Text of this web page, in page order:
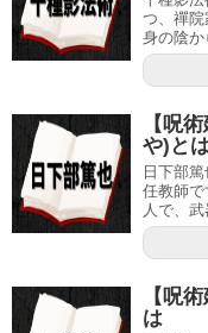
つ、禪
身の陰
【呪
や)と
日下部
任教師
人で、
【呪
は